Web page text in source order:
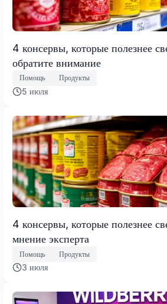
4 консервы, которые полезнее
обратите внимание
Помощь Продукты
5 июля
4 консервы, которые полезнее
мнение эксперта
Помощь Продукты
3 июля